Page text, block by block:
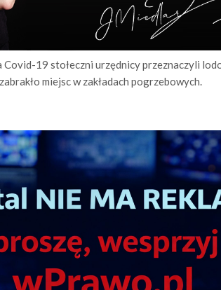
19 stołeczni urzędnicy przeznaczyli
miejsc w zakładach pogrzebowych.